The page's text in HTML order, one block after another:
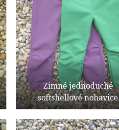
Zimné jednoduché
softshellové nohavice